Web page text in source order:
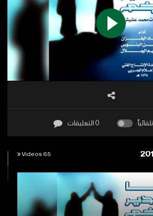
0 التعليقات
65 Videos